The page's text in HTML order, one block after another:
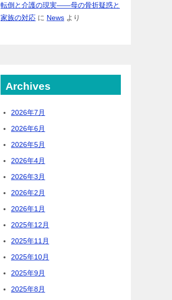
転倒と介護の現実――母の骨折疑惑と
家族の対応 に News より
Archives
2026年7月
2026年6月
2026年5月
2026年4月
2026年3月
2026年2月
2026年1月
2025年12月
2025年11月
2025年10月
2025年9月
2025年8月